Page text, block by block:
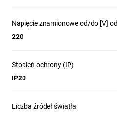
Napięcie znamionowe od/do [V] od
220
Stopień ochrony (IP)
IP20
Liczba źródeł światła